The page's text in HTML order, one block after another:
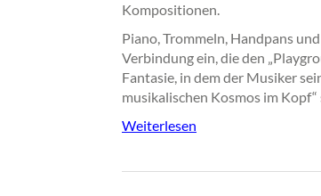
Kompositionen.
Piano, Trommeln, Handpans
Verbindung ein, die den
Fantasie, in dem der Musiker
musikalischen Kosmos im
Weiterlesen